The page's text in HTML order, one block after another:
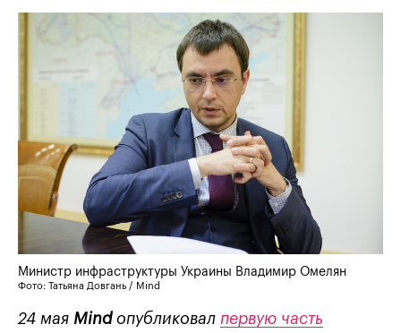
Министр инфраструктуры Украины Владимир Омелян
Фото: Татьяна Довгань / Mind
24 мая Mind опубликовал первую часть